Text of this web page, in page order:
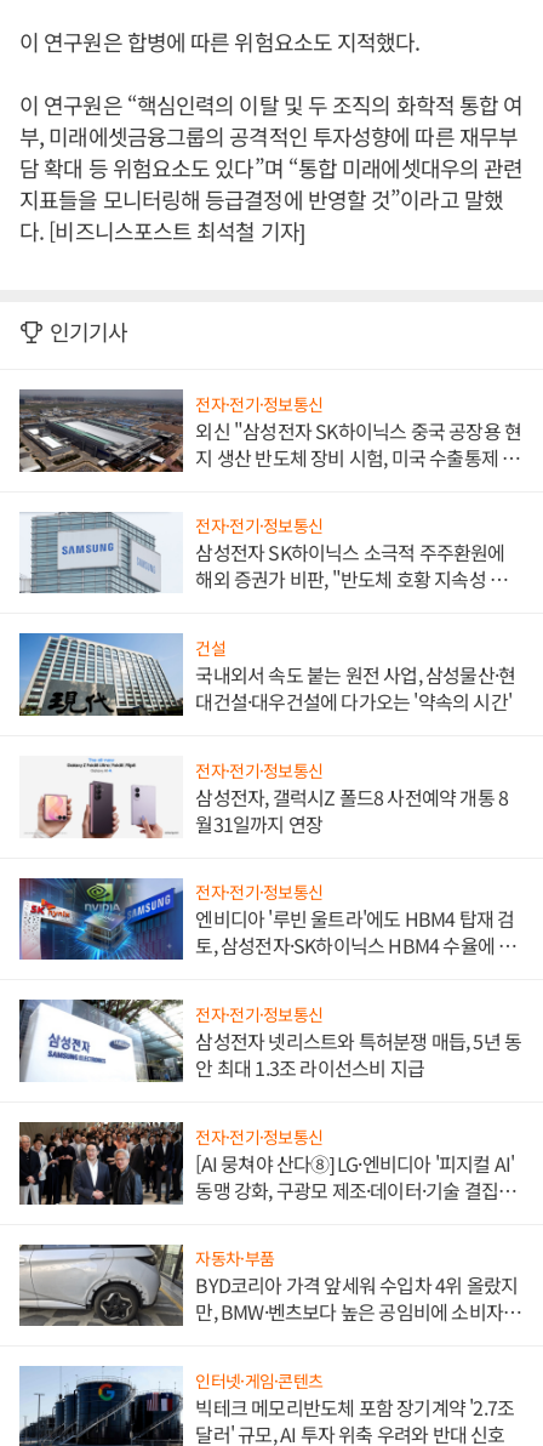
이 연구원은 합병에 따른 위험요소도 지적했다.
이 연구원은 “핵심인력의 이탈 및 두 조직의 화학적 통합 여
부, 미래에셋금융그룹의 공격적인 투자성향에 따른 재무부
담 확대 등 위험요소도 있다”며 “통합 미래에셋대우의 관련
지표들을 모니터링해 등급결정에 반영할 것”이라고 말했
다. [비즈니스포스트 최석철 기자]
인기기사
전자·전기·정보통신
외신 "삼성전자 SK하이닉스 중국 공장용 현
지 생산 반도체 장비 시험, 미국 수출통제 대
전자·전기·정보통신
삼성전자 SK하이닉스 소극적 주주환원에
해외 증권가 비판, "반도체 호황 지속성 의
건설
국내외서 속도 붙는 원전 사업, 삼성물산·현
대건설·대우건설에 다가오는 '약속의 시간'
전자·전기·정보통신
삼성전자, 갤럭시Z 폴드8 사전예약 개통 8
월31일까지 연장
전자·전기·정보통신
엔비디아 '루빈 울트라'에도 HBM4 탑재 검
토, 삼성전자·SK하이닉스 HBM4 수율에 주
전자·전기·정보통신
삼성전자 넷리스트와 특허분쟁 매듭, 5년 동
안 최대 1.3조 라이선스비 지급
전자·전기·정보통신
[AI 뭉쳐야 산다⑧] LG·엔비디아 '피지컬 AI'
동맹 강화, 구광모 제조·데이터·기술 결집
자동차·부품
BYD코리아 가격 앞세워 수입차 4위 올랐지
만, BMW·벤츠보다 높은 공임비에 소비자
인터넷·게임·콘텐츠
빅테크 메모리반도체 포함 장기계약 '2.7조
달러' 규모, AI 투자 위축 우려와 반대 신호